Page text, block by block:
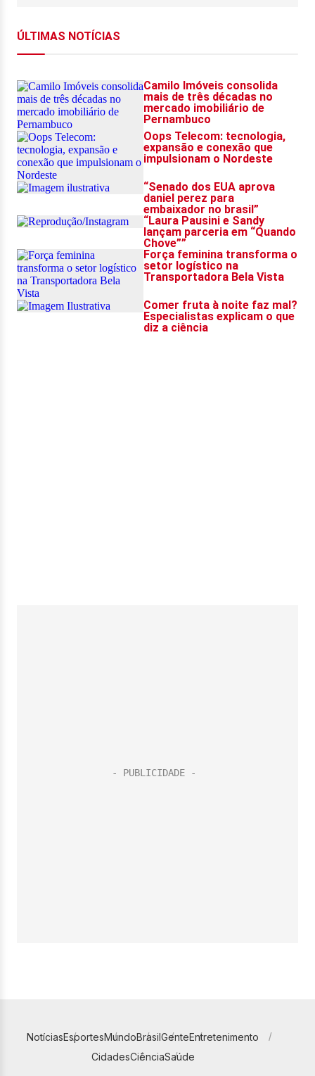
NotíciasEsportesMundoBrasilGenteEntretenimento
CidadesCiênciaSaúde